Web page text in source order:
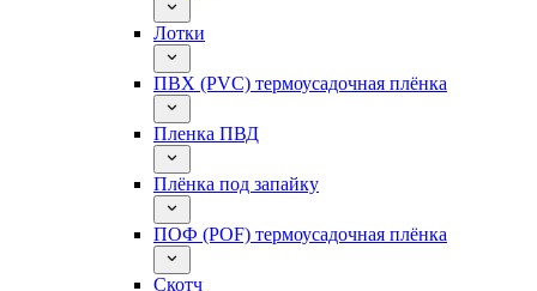
Лотки
ПВХ (PVC) термоусадочная плёнка
Пленка ПВД
Плёнка под запайку
ПОФ (POF) термоусадочная плёнка
Скотч